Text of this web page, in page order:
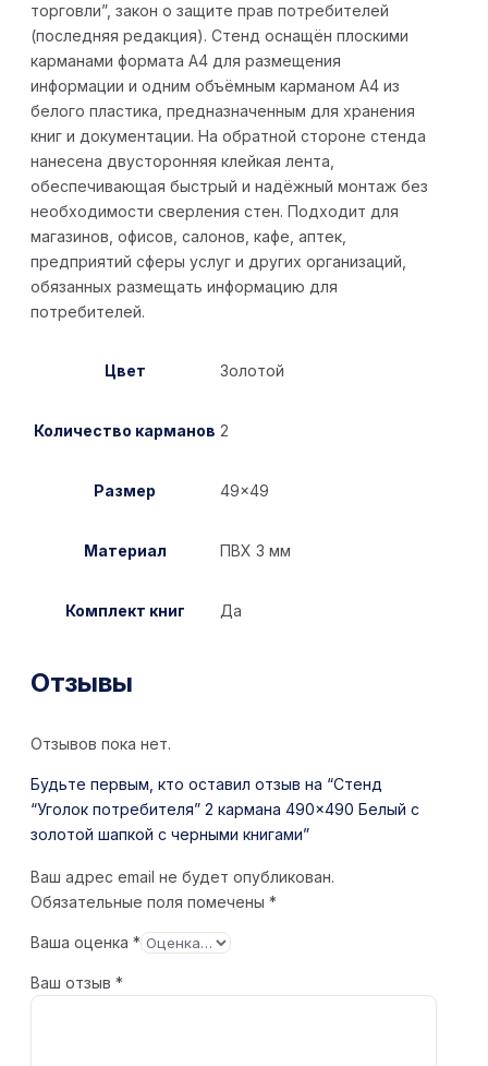
торговли”, закон о защите прав потребителей
(последняя редакция). Стенд оснащён плоскими
карманами формата А4 для размещения
информации и одним объёмным карманом А4 из
белого пластика, предназначенным для хранения
книг и документации. На обратной стороне стенда
нанесена двусторонняя клейкая лента,
обеспечивающая быстрый и надёжный монтаж без
необходимости сверления стен. Подходит для
магазинов, офисов, салонов, кафе, аптек,
предприятий сферы услуг и других организаций,
обязанных размещать информацию для
потребителей.
Цвет Золотой
Количество карманов 2
Размер 49×49
Материал ПВХ 3 мм
Комплект книг Да
Отзывы
Отзывов пока нет.
Будьте первым, кто оставил отзыв на “Стенд
“Уголок потребителя” 2 кармана 490×490 Белый с
золотой шапкой с черными книгами”
Ваш адрес email не будет опубликован.
Обязательные поля помечены *
Ваша оценка *
Ваш отзыв *